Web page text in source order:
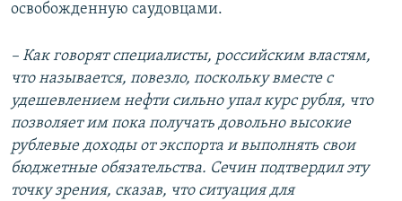
освобожденную саудовцами.
– Как говорят специалисты, российским властям,
что называется, повезло, поскольку вместе с
удешевлением нефти сильно упал курс рубля, что
позволяет им пока получать довольно высокие
рублевые доходы от экспорта и выполнять свои
бюджетные обязательства. Сечин подтвердил эту
точку зрения, сказав, что ситуация для